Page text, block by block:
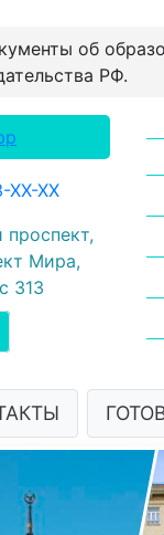
об
РФ.
ХХ-ХХ
Мира,
313